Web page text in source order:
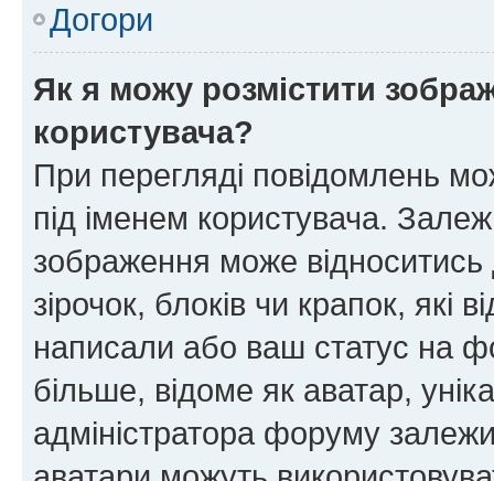
Догори
Як я можу розмістити
користувача?
При перегляді повідомлень
під іменем користувача.
зображення може відноситись
зірочок, блоків чи крапок, які
написали або ваш статус на
більше, відоме як аватар,
адміністратора форуму